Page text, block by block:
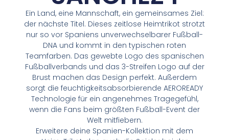
Ein Land, eine Mannschaft, ein gemeinsames Ziel:
der nächste Titel. Dieses zeitlose Heimtrikot strotzt
nur so vor Spaniens unverwechselbarer Fußball-
DNA und kommt in den typischen roten
Teamfarben. Das gewebte Logo des spanischen
Fußballverbands und das 3-Streifen Logo auf der
Brust machen das Design perfekt. Außerdem
sorgt die feuchtigkeitsabsorbierende AEROREADY
Technologie für ein angenehmes Tragegefühl,
wenn die Fans beim größten Fußball-Event der
Welt mitfiebern.
Erweitere deine Spanien-Kollektion mit dem